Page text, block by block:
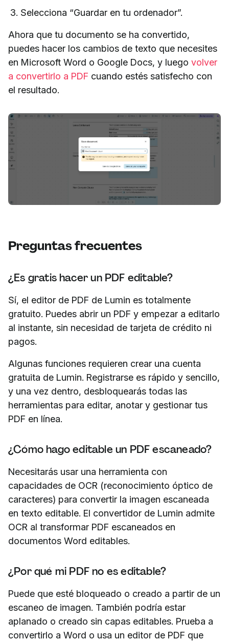
Selecciona “Guardar en tu ordenador”.
Ahora que tu documento se ha convertido,
puedes hacer los cambios de texto que necesites
en Microsoft Word o Google Docs, y luego volver
a convertirlo a PDF cuando estés satisfecho con
el resultado.
Preguntas frecuentes
¿Es gratis hacer un PDF editable?
Sí, el editor de PDF de Lumin es totalmente
gratuito. Puedes abrir un PDF y empezar a editarlo
al instante, sin necesidad de tarjeta de crédito ni
pagos.
Algunas funciones requieren crear una cuenta
gratuita de Lumin. Registrarse es rápido y sencillo,
y una vez dentro, desbloquearás todas las
herramientas para editar, anotar y gestionar tus
PDF en línea.
¿Cómo hago editable un PDF escaneado?
Necesitarás usar una herramienta con
capacidades de OCR (reconocimiento óptico de
caracteres) para convertir la imagen escaneada
en texto editable. El convertidor de Lumin admite
OCR al transformar PDF escaneados en
documentos Word editables.
¿Por qué mi PDF no es editable?
Puede que esté bloqueado o creado a partir de un
escaneo de imagen. También podría estar
aplanado o creado sin capas editables. Prueba a
convertirlo a Word o usa un editor de PDF que